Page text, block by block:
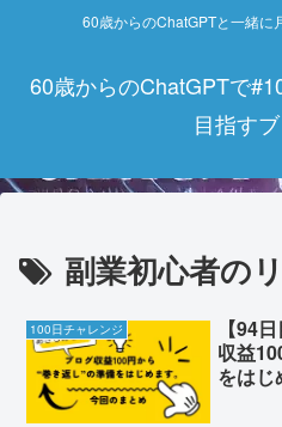
60歳からのChatGPTと一緒に
60歳からのChatGPTで
目指す
副業初心者の
100日チャレンジ
【94
収益
をはじ